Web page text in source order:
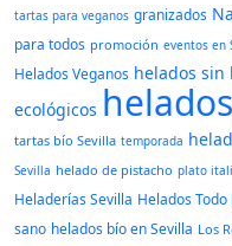
tartas para veganos granizados
para todos promoción eventos en
Helados Veganos helados sin
ecológicos
tartas bío Sevilla temporada
Sevilla helado de pistacho plato
Heladerías Sevilla Helados Todo
sano helados bío en Sevilla Los